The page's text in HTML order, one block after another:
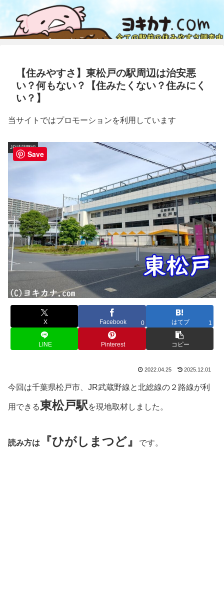
【住みやすさ】東松戸の駅周辺は治安悪
い？何もない？【住みたくない？住みにく
い？】
当サイトではプロモーションを利用しています
JR武蔵野線
X Facebook 0 はてブ 1
LINE Pinterest コピー
2022.04.25 2025.12.01
今回は千葉県松戸市、JR武蔵野線と北総線の２路線が利
用できる東松戸駅を現地取材しました。
読み方は 『ひがしまつど』 です。
Save